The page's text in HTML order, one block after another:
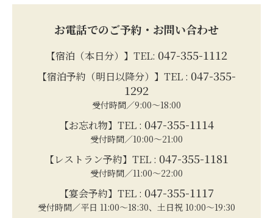
お電話でのご予約・お問い合わせ
【宿泊（本日分）】TEL: 047-355-1112
【宿泊予約（明日以降分）】TEL : 047-355-
1292
受付時間／9:00～18:00
【お忘れ物】TEL : 047-355-1114
受付時間／10:00～21:00
【レストラン予約】TEL : 047-355-1181
受付時間／11:00～22:00
【宴会予約】TEL : 047-355-1117
受付時間／平日 11:00～18:30、土日祝 10:00～19:30